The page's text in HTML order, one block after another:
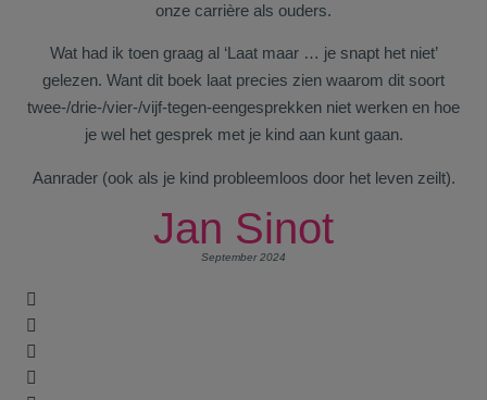
onze carrière als ouders.
Wat had ik toen graag al ‘Laat maar … je snapt het niet’
gelezen. Want dit boek laat precies zien waarom dit soort
twee-/drie-/vier-/vijf-tegen-eengesprekken niet werken en hoe
je wel het gesprek met je kind aan kunt gaan.
Aanrader (ook als je kind probleemloos door het leven zeilt).
Jan Sinot
September 2024